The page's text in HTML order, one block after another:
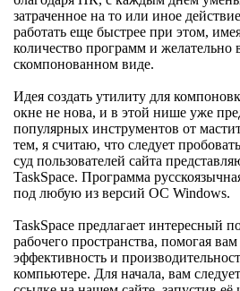
затраченное на то или иное
работать еще быстрее при этом,
количество программ и желательно
скомпонованном виде.
Идея создать утилиту для
окне не нова, и в этой нише уже
популярных инструментов от
тем, я считаю, что следует
суд пользователей сайта
TaskSpace. Программа
под любую из версий ОС Windows.
TaskSpace предлагает интересный
рабочего пространства, помогая
эффективность и
компьютере. Для начала, вам